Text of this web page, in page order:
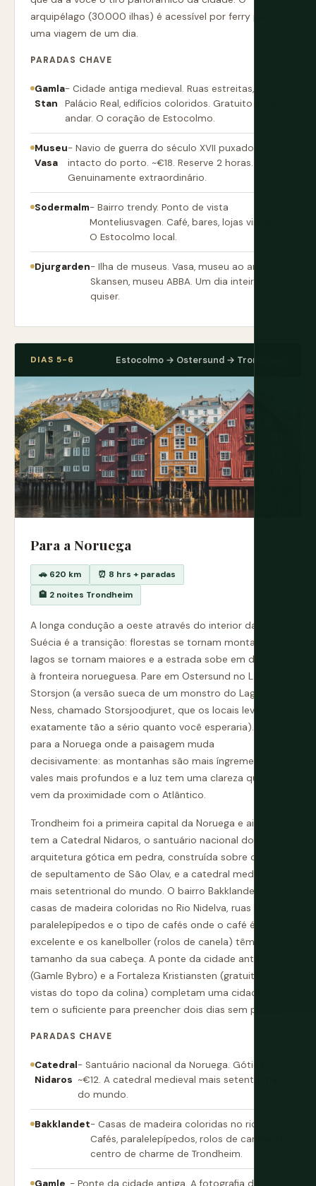
arquipélago (30.000 ilhas) é acessível por ferry para
uma viagem de um dia.
PARADAS CHAVE
Gamla
Stan
- Cidade antiga medieval. Ruas estreitas,
Palácio Real, edifícios coloridos. Gratuito para
andar. O coração de Estocolmo.
Museu
Vasa
- Navio de guerra do século XVII puxado
intacto do porto. ~€18. Reserve 2 horas.
Genuinamente extraordinário.
Sodermalm- Bairro trendy. Ponto de vista
Monteliusvagen. Café, bares, lojas vintage.
O Estocolmo local.
Djurgarden- Ilha de museus. Vasa, museu ao ar livre
Skansen, museu ABBA. Um dia inteiro se
quiser.
DIAS 5-6 Estocolmo → Ostersund → Trondheim
Para a Noruega
🚗 620 km
⏰ 8 hrs + paradas
🏨 2 noites Trondheim
A longa condução a oeste através do interior da
Suécia é a transição: florestas se tornam montanhas,
lagos se tornam maiores e a estrada sobe em direção
à fronteira norueguesa. Pare em Ostersund no Lago
Storsjon (a versão sueca de um monstro do Lago
Ness, chamado Storsjoodjuret, que os locais levam
exatamente tão a sério quanto você esperaria). Cruze
para a Noruega onde a paisagem muda
decisivamente: as montanhas são mais íngremes, os
vales mais profundos e a luz tem uma clareza que
vem da proximidade com o Atlântico.
Trondheim foi a primeira capital da Noruega e ainda
tem a Catedral Nidaros, o santuário nacional do país:
arquitetura gótica em pedra, construída sobre o local
de sepultamento de São Olav, e a catedral medieval
mais setentrional do mundo. O bairro Bakklandet tem
casas de madeira coloridas no Rio Nidelva, ruas de
paralelepípedos e o tipo de cafés onde o café é
excelente e os kanelboller (rolos de canela) têm o
tamanho da sua cabeça. A ponte da cidade antiga
(Gamle Bybro) e a Fortaleza Kristiansten (gratuita,
vistas do topo da colina) completam uma cidade que
tem o suficiente para preencher dois dias sem pressa.
PARADAS CHAVE
Catedral
Nidaros
- Santuário nacional da Noruega. Gótica.
~€12. A catedral medieval mais setentrional
do mundo.
Bakklandet- Casas de madeira coloridas no rio.
Cafés, paralelepípedos, rolos de canela. O
centro de charme de Trondheim.
Gamle - Ponte da cidade antiga. A fotografia de